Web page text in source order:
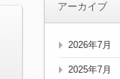
アーカイブ
2026年7月
2025年7月